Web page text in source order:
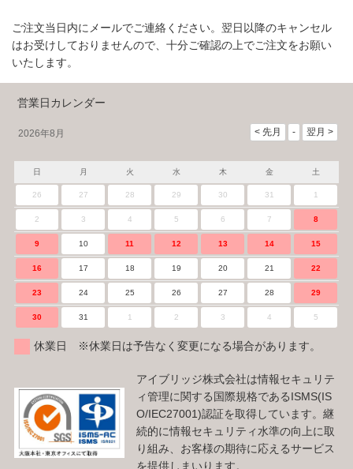
ご注文当日内にメールでご連絡ください。翌日以降のキャンセル
はお受けしておりませんので、十分ご確認の上でご注文をお願い
いたします。
営業日カレンダー
2026年8月
日 月 火 水 木 金 土
26 27 28 29 30 31 1
2 3 4 5 6 7 8
9 10 11 12 13 14 15
16 17 18 19 20 21 22
23 24 25 26 27 28 29
30 31 1 2 3 4 5
休業日 ※休業日は予告なく変更になる場合があります。
アイブリッジ株式会社は情報セキュリテ
ィ管理に関する国際規格であるISMS(IS
O/IEC27001)認証を取得しています。継
続的に情報セキュリティ水準の向上に取
り組み、お客様の期待に応えるサービス
を提供しまいります。